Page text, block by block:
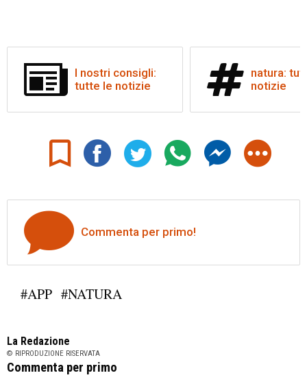
I nostri consigli:
tutte le notizie
natura:
notizie
Commenta per primo!
#APP #NATURA
La Redazione
© RIPRODUZIONE RISERVATA
Commenta per primo